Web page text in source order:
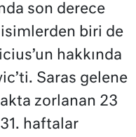
son derece
biri de
hakkında
Saras gelene
zorlanan 23
haftalar